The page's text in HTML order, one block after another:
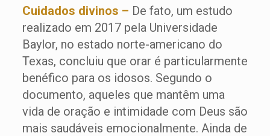
Cuidados divinos – De fato, um estudo
realizado em 2017 pela Universidade
Baylor, no estado norte-americano do
Texas, concluiu que orar é particularmente
benéfico para os idosos. Segundo o
documento, aqueles que mantêm uma
vida de oração e intimidade com Deus são
mais saudáveis emocionalmente. Ainda de